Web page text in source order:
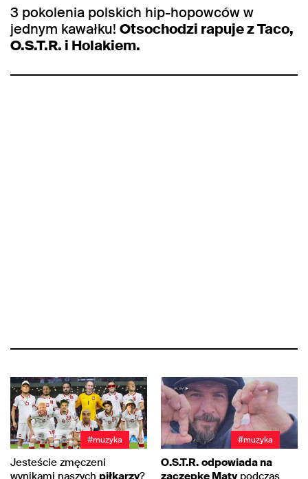
3 pokolenia polskich hip-hopowców w
jednym kawałku! Otsochodzi rapuje z Taco,
O.S.T.R. i Holakiem.
#muzyka
Jesteście zmęczeni
#muzyka
O.S.T.R. odpowiada na